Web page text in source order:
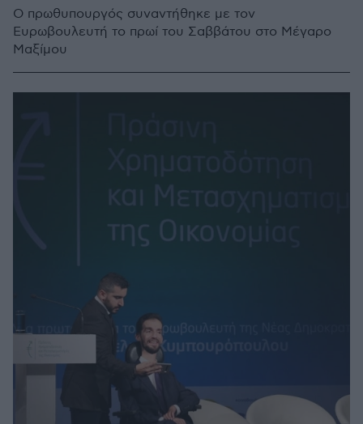
Ο πρωθυπουργός συναντήθηκε με τον
Ευρωβουλευτή το πρωί του Σαββάτου στο Μέγαρο
Μαξίμου